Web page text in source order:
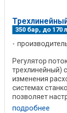
350 бар, до 170
Регулятор
трехлинейный)
изменения
системах
позволяет
подробнее